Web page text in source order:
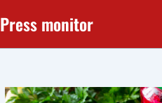
до
Press monitor